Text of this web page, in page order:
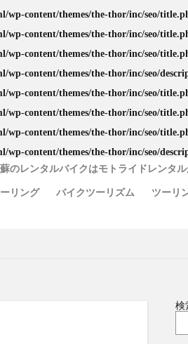
wp-content/themes/the-thor/inc/seo/
wp-content/themes/the-thor/inc/seo/
wp-content/themes/the-thor/inc/seo/
wp-content/themes/the-thor/inc/seo/
wp-content/themes/the-thor/inc/seo/
wp-content/themes/the-thor/inc/seo/
wp-content/themes/the-thor/inc/seo/
wp-content/themes/the-thor/inc/seo/
のレンタルバイクはモトライドレンタ
リング バイクツーリズム ツーリ
検
わいた温泉 エミナース オート
ツアー ツーリング バイク
ホンダ モトライドツアーズ モ
ンタル レンタルバイク ワンピース
南小国 南阿蘇村 喫茶竹熊 天草
本ツーリング 熊本工場 熊本空港